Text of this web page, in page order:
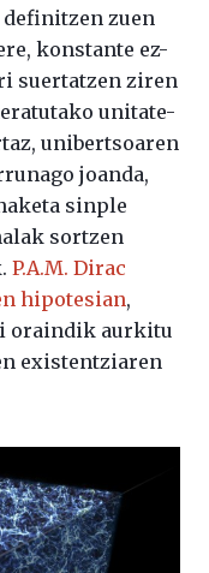
zuen
konstante ez-
suertatzen ziren
unitate-
unibertsoaren
joanda,
sinple
sortzen
P.A.M. Dirac
hipotesian,
oraindik aurkitu
existentziaren